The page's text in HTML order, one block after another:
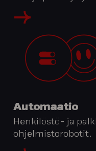
Automaatio
Henkilöstö- ja
ohjelmistorobotit.